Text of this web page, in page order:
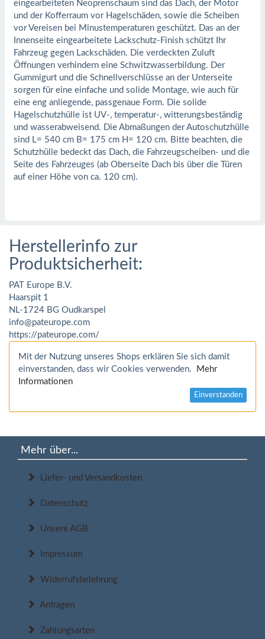
eingearbeiteten Neoprenschaum sind das Dach, der Motor
und der Kofferraum vor Hagelschäden, sowie die Scheiben
vor Vereisen bei Minustemperaturen geschützt. Das an der
Innenseite eingearbeitete Lackschutz-Finish schützt Ihr
Fahrzeug gegen Lackschäden. Die verdeckten Zuluft
Öffnungen verhindern eine Schwitzwasserbildung. Der
Gummigurt und die Schnellverschlüsse an der Unterseite
sorgen für eine einfache und solide Montage, wie auch für
eine eng anliegende, passgenaue Form. Die solide
Hagelschutzhülle ist UV-, temperatur-, witterungsbeständig
und wasserabweisend. Die Abmaßungen der Autoschutzhülle
sind L= 540 cm B= 175 cm H= 120 cm. Bitte beachten, die
Schutzhülle bedeckt das Dach, die Fahrzeugscheiben- und die
Seite des Fahrzeuges (ab Oberseite Dach bis über die Türen
auf einer Höhe von ca. 120 cm).
Herstellerinfo zur
Produktsicherheit:
PAT Europe B.V.
Haarspit 1
NL-1724 BG Oudkarspel
info@pateurope.com
https://pateurope.com/
Mit der Nutzung unseres Shops erklären Sie sich damit
einverstanden, dass wir Cookies verwenden.
Mehr
Informationen
Einverstanden
Mehr über...
Liefer- und Versandkosten
Datenschutz
Unsere AGB
Impressum
Widerrufsbelehrung
Anfragen
Zahlungsarten